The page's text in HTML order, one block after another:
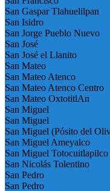
San Gaspar Tlahuelilpan
San Isidro
San Jorge Pueblo Nuevo
San José
San José el Llanito
San Mateo
San Mateo Atenco
San Mateo Atenco Centro
San Mateo OxtotitlAn
San Miguel
San Miguel
San Miguel (Pósito del
San Miguel Ameyalco
San Miguel Totocuitlapilco
San Nicolás Tolentino
San Pedro
San Pedro